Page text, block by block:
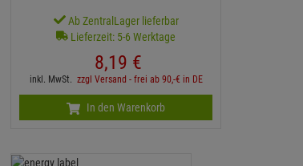
Ab ZentralLager lieferbar
Lieferzeit: 5-6 Werktage
8,19 €
inkl. MwSt. zzgl Versand - frei ab 90,-€ in DE
In den Warenkorb